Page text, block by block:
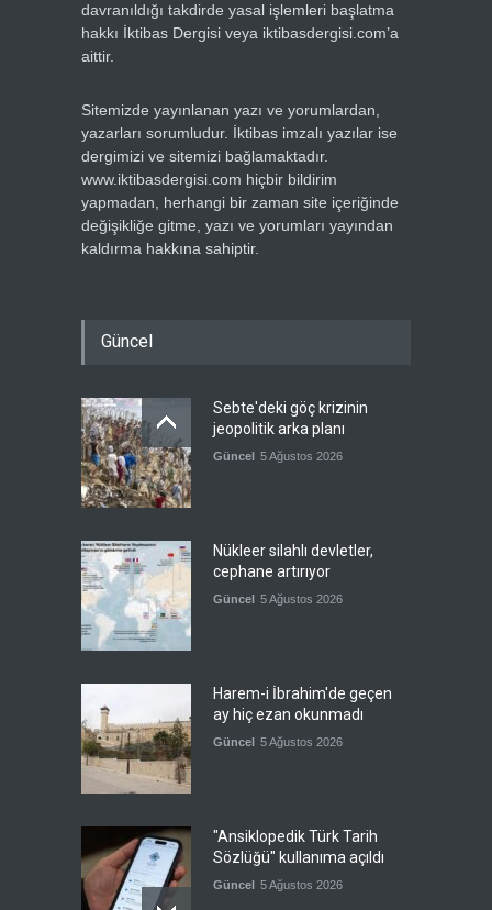
davranıldığı takdirde yasal işlemleri başlatma
hakkı İktibas Dergisi veya iktibasdergisi.com’a
aittir.
Sitemizde yayınlanan yazı ve yorumlardan,
yazarları sorumludur. İktibas imzalı yazılar ise
dergimizi ve sitemizi bağlamaktadır.
www.iktibasdergisi.com hiçbir bildirim
yapmadan, herhangi bir zaman site içeriğinde
değişikliğe gitme, yazı ve yorumları yayından
kaldırma hakkına sahiptir.
Güncel
Sebte'deki göç krizinin
jeopolitik arka planı
Güncel 5 Ağustos 2026
Nükleer silahlı devletler,
cephane artırıyor
Güncel 5 Ağustos 2026
Harem-i İbrahim'de geçen
ay hiç ezan okunmadı
Güncel 5 Ağustos 2026
"Ansiklopedik Türk Tarih
Sözlüğü" kullanıma açıldı
Güncel 5 Ağustos 2026